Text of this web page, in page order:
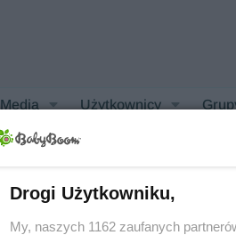
Media Użytkownicy
Drogi Użytkowniku,
My, naszych 1162 zaufanych